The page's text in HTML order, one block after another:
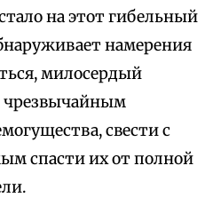
на этот гибельный
намерения
милосердый
чрезвычайным
свести с
спасти их от полной